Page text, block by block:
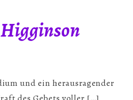
und ein herausragender